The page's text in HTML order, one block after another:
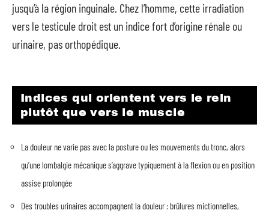
jusqu’à la région inguinale. Chez l’homme, cette irradiation
vers le testicule droit est un indice fort d’origine rénale ou
urinaire, pas orthopédique.
Indices qui orientent vers le rein
plutôt que vers le muscle
La douleur ne varie pas avec la posture ou les mouvements du tronc, alors
qu’une lombalgie mécanique s’aggrave typiquement à la flexion ou en position
assise prolongée
Des troubles urinaires accompagnent la douleur : brûlures mictionnelles,